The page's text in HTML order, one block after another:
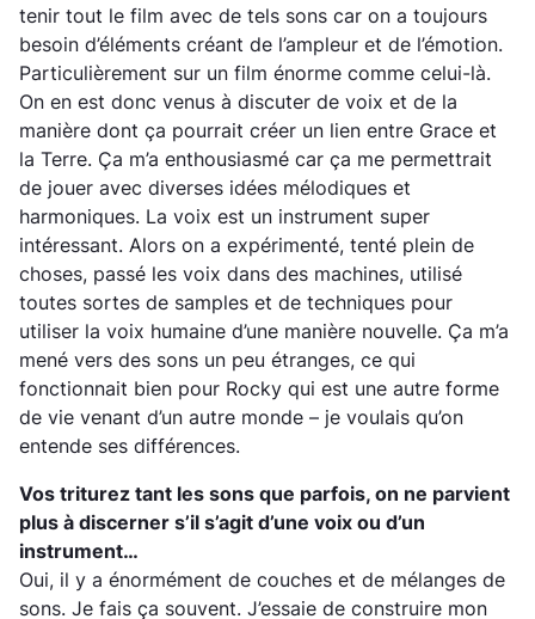
tenir tout le film avec de tels sons car on a toujours
besoin d’éléments créant de l’ampleur et de l’émotion.
Particulièrement sur un film énorme comme celui-là.
On en est donc venus à discuter de voix et de la
manière dont ça pourrait créer un lien entre Grace et
la Terre. Ça m’a enthousiasmé car ça me permettrait
de jouer avec diverses idées mélodiques et
harmoniques. La voix est un instrument super
intéressant. Alors on a expérimenté, tenté plein de
choses, passé les voix dans des machines, utilisé
toutes sortes de samples et de techniques pour
utiliser la voix humaine d’une manière nouvelle. Ça m’a
mené vers des sons un peu étranges, ce qui
fonctionnait bien pour Rocky qui est une autre forme
de vie venant d’un autre monde – je voulais qu’on
entende ses différences.
Vos triturez tant les sons que parfois, on ne parvient
plus à discerner s’il s’agit d’une voix ou d’un
instrument…
Oui, il y a énormément de couches et de mélanges de
sons. Je fais ça souvent. J’essaie de construire mon